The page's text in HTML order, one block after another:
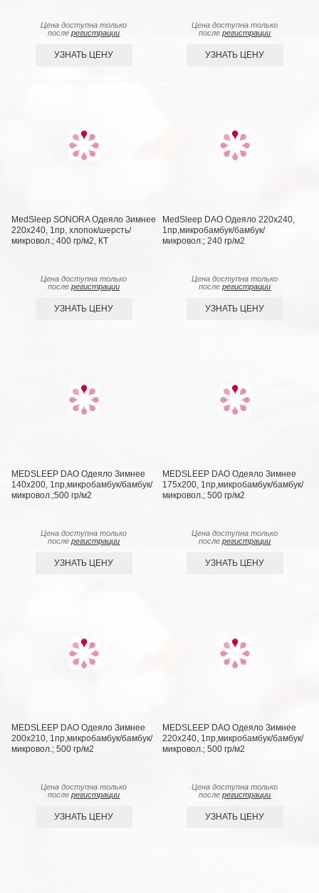
Цена доступна только
послерегистрации
УЗНАТЬ ЦЕНУ
Цена доступна только
послерегистрации
УЗНАТЬ ЦЕНУ
MedSleep SONORA Одеяло Зимнее
220х240, 1пр, хлопок/шерсть/
микровол.; 400 гр/м2, КТ
Цена доступна только
послерегистрации
УЗНАТЬ ЦЕНУ
MedSleep DAO Одеяло 220х240,
1пр,микробамбук/бамбук/
микровол.; 240 гр/м2
Цена доступна только
послерегистрации
УЗНАТЬ ЦЕНУ
MEDSLEEP DAO Одеяло Зимнее
140х200, 1пр,микробамбук/бамбук/
микровол.;500 гр/м2
Цена доступна только
послерегистрации
УЗНАТЬ ЦЕНУ
MEDSLEEP DAO Одеяло Зимнее
175х200, 1пр,микробамбук/бамбук/
микровол.; 500 гр/м2
Цена доступна только
послерегистрации
УЗНАТЬ ЦЕНУ
MEDSLEEP DAO Одеяло Зимнее
200х210, 1пр,микробамбук/бамбук/
микровол.; 500 гр/м2
Цена доступна только
послерегистрации
УЗНАТЬ ЦЕНУ
MEDSLEEP DAO Одеяло Зимнее
220х240, 1пр,микробамбук/бамбук/
микровол.; 500 гр/м2
Цена доступна только
послерегистрации
УЗНАТЬ ЦЕНУ